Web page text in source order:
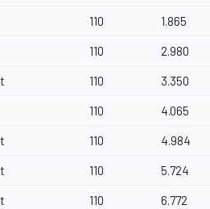
110 1.865
110 2.980
110 3.350
110 4.065
110 4.984
110 5.724
110 6.772